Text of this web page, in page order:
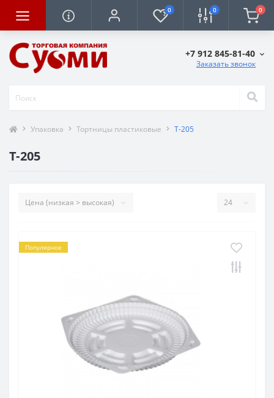
0 0 0
+7 912 845-81-40
Заказать звонок
Упаковка Тортницы пластиковые Т-205
Т-205
Популярное